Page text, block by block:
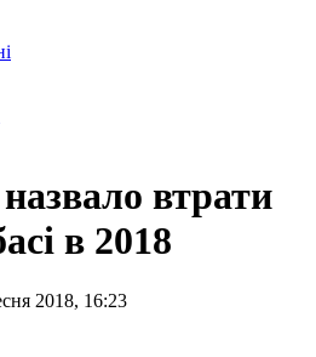
втрати
в 2018
2018, 16:23